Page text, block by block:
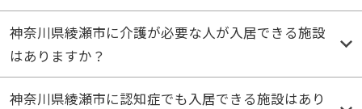
神奈川県綾瀬市に介護が必要な人が入居できる施設
はありますか？
神奈川県綾瀬市に認知症でも入居できる施設はあり